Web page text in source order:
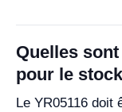
Quelles
pour le
Le YR05116 doit